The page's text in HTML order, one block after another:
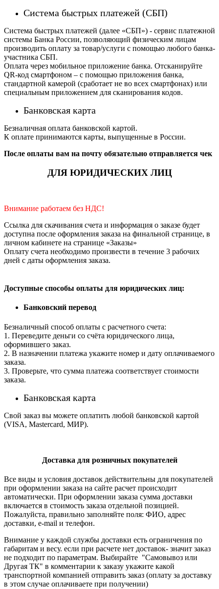
Система быстрых платежей (СБП)
Система быстрых платежей (далее «СБП») - сервис платежной
системы Банка России, позволяющий физическим лицам
производить оплату за товар/услуги с помощью любого банка-
участника СБП.
Оплата через мобильное приложение банка. Отсканируйте
QR-код смартфоном – с помощью приложения банка,
стандартной камерой (сработает не во всех смартфонах) или
специальным приложением для сканирования кодов.
Банковская карта
Безналичная оплата банковской картой.
К оплате принимаются карты, выпущенные в России.
После оплаты вам на почту обязательно отправляется чек
ДЛЯ ЮРИДИЧЕСКИХ ЛИЦ
Внимание работаем без НДС!
Ссылка для скачивания счета и информация о заказе будет
доступна после оформления заказа на финальной странице, в
личном кабинете на странице «Заказы»
Оплату счета необходимо произвести в течение 3 рабочих
дней с даты оформления заказа.
Доступные способы оплаты для юридических лиц:
Банковский перевод
Безналичный способ оплаты с расчетного счета:
1. Переведите деньги со счёта юридического лица,
оформившего заказ.
2. В назначении платежа укажите номер и дату оплачиваемого
заказа.
3. Проверьте, что сумма платежа соответствует стоимости
заказа.
Банковская карта
Свой заказ вы можете оплатить любой банковской картой
(VISA, Mastercard, МИР).
Доставка для розничных покупателей
Все виды и условия доставок действительны для покупателей
при оформлении заказа на сайте расчет происходит
автоматически. При оформлении заказа сумма доставки
включается в стоимость заказа отдельной позицией.
Пожалуйста, правильно заполняйте поля: ФИО, адрес
доставки, e-mail и телефон.
Внимание у каждой службы доставки есть ограничения по
габаритам и весу. если при расчете нет доставок- значит заказ
не подходит по параметрам. Выбирайте "Самовывоз или
Другая ТК" в комментарии к заказу укажите какой
транспортной компанией отправить заказ (оплату за доставку
в этом случае оплачиваете при получении)